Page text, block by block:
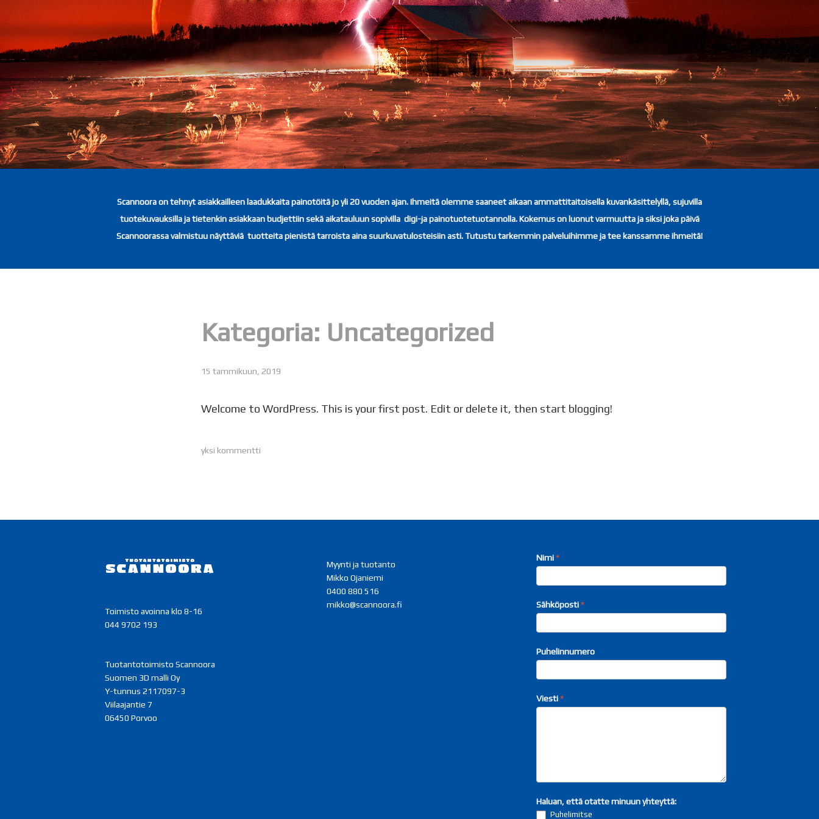
Scannoora on tehnyt asiakkailleen laadukkaita painotöitä jo yli 20 vuoden ajan. Ihmeitä olemme saaneet aikaan ammattitaitoisella kuvankäsittelyllä, sujuvilla
tuotekuvauksilla ja tietenkin asiakkaan budjettiin sekä aikatauluun sopivilla digi-ja painotuotetuotannolla. Kokemus on luonut varmuutta ja siksi joka päivä
Scannoorassa valmistuu näyttäviä tuotteita pienistä tarroista aina suurkuvatulosteisiin asti. Tutustu tarkemmin palveluihimme ja tee kanssamme ihmeitä!
Kategoria: Uncategorized
15 tammikuun, 2019
Welcome to WordPress. This is your first post. Edit or delete it, then start blogging!
yksi kommentti
Toimisto avoinna klo 8-16
044 9702 193
Tuotantotoimisto Scannoora
Suomen 3D malli Oy
Y-tunnus 2117097-3
Viilaajantie 7
06450 Porvoo
Myynti ja tuotanto
Mikko Ojaniemi
0400 880 516
mikko@scannoora.fi
Ota
Nimi*
Sähköposti*
Puhelinnumero
Viesti*
Haluan, että otatte minuun yhteyttä:
Puhelimitse